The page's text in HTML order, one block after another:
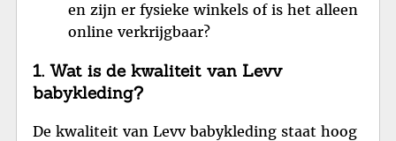
en zijn er fysieke winkels of is het alleen
online verkrijgbaar?
1. Wat is de kwaliteit van Levv
babykleding?
De kwaliteit van Levv babykleding staat hoog